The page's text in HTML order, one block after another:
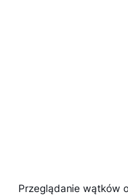
Przeglądanie wątków